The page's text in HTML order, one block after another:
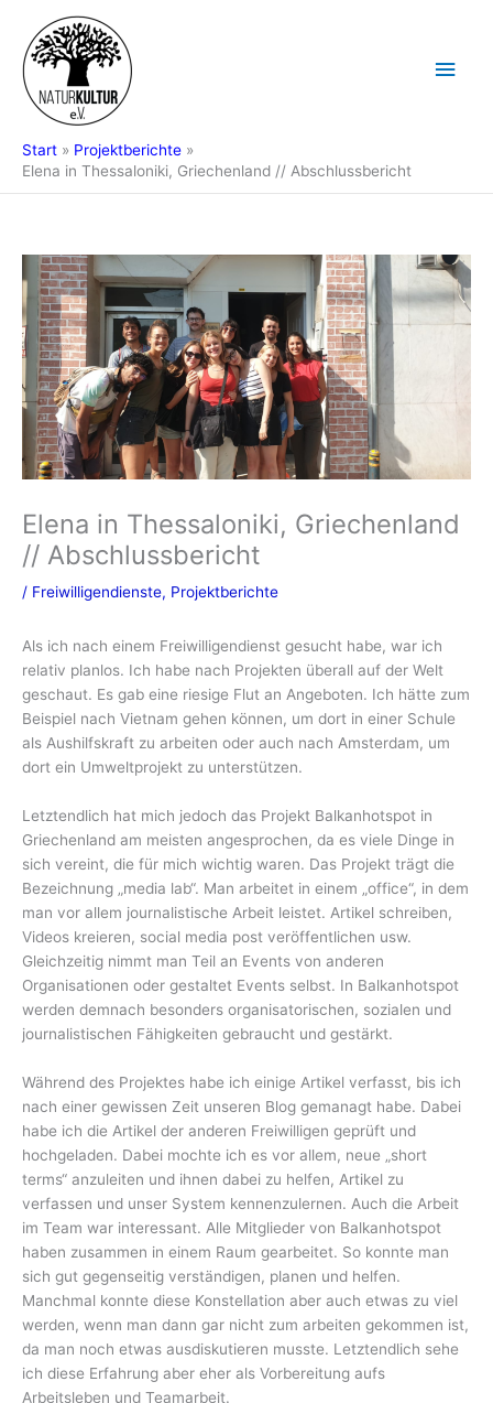
Inhalt
springen
Start
Projektberichte
Elena in Thessaloniki, Griechenland // Abschlussbericht
Elena in Thessaloniki, Griechenland
// Abschlussbericht
/ Freiwilligendienste, Projektberichte
Als ich nach einem Freiwilligendienst gesucht habe, war ich
relativ planlos. Ich habe nach Projekten überall auf der Welt
geschaut. Es gab eine riesige Flut an Angeboten. Ich hätte zum
Beispiel nach Vietnam gehen können, um dort in einer Schule
als Aushilfskraft zu arbeiten oder auch nach Amsterdam, um
dort ein Umweltprojekt zu unterstützen.
Letztendlich hat mich jedoch das Projekt Balkanhotspot in
Griechenland am meisten angesprochen, da es viele Dinge in
sich vereint, die für mich wichtig waren. Das Projekt trägt die
Bezeichnung „media lab“. Man arbeitet in einem „office“, in dem
man vor allem journalistische Arbeit leistet. Artikel schreiben,
Videos kreieren, social media post veröffentlichen usw.
Gleichzeitig nimmt man Teil an Events von anderen
Organisationen oder gestaltet Events selbst. In Balkanhotspot
werden demnach besonders organisatorischen, sozialen und
journalistischen Fähigkeiten gebraucht und gestärkt.
Während des Projektes habe ich einige Artikel verfasst, bis ich
nach einer gewissen Zeit unseren Blog gemanagt habe. Dabei
habe ich die Artikel der anderen Freiwilligen geprüft und
hochgeladen. Dabei mochte ich es vor allem, neue „short
terms“ anzuleiten und ihnen dabei zu helfen, Artikel zu
verfassen und unser System kennenzulernen. Auch die Arbeit
im Team war interessant. Alle Mitglieder von Balkanhotspot
haben zusammen in einem Raum gearbeitet. So konnte man
sich gut gegenseitig verständigen, planen und helfen.
Manchmal konnte diese Konstellation aber auch etwas zu viel
werden, wenn man dann gar nicht zum arbeiten gekommen ist,
da man noch etwas ausdiskutieren musste. Letztendlich sehe
ich diese Erfahrung aber eher als Vorbereitung aufs
Arbeitsleben und Teamarbeit.